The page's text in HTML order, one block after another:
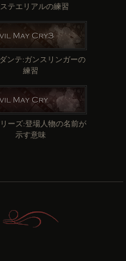
テエリアルの練習
ンテ:ガンスリンガーの
練習
ーズ:登場人物の名前が
示す意味